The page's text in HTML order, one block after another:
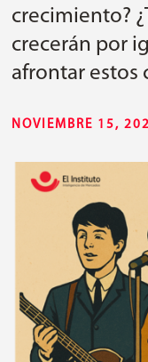
crecimiento?
crecerán por
afrontar estos
NOVIEMBRE 15,